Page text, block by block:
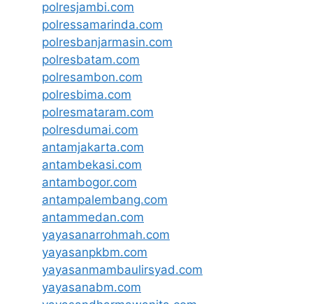
polresjambi.com
polressamarinda.com
polresbanjarmasin.com
polresbatam.com
polresambon.com
polresbima.com
polresmataram.com
polresdumai.com
antamjakarta.com
antambekasi.com
antambogor.com
antampalembang.com
antammedan.com
yayasanarrohmah.com
yayasanpkbm.com
yayasanmambaulirsyad.com
yayasanabm.com